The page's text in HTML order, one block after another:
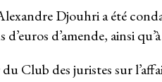
Djouhri a été
d’amende, ainsi
Club des juristes sur